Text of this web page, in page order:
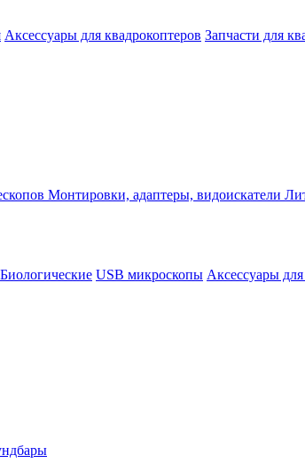
Аксессуары для квадрокоптеров Запчасти для
Монтировки, адаптеры, видоискатели
Биологические USB микроскопы Аксессуары